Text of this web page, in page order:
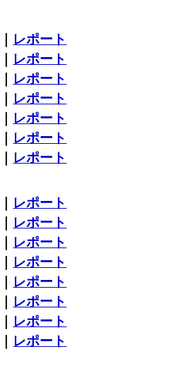
レポート
レポート
レポート
レポート
レポート
レポート
レポート
レポート
レポート
レポート
レポート
レポート
レポート
レポート
レポート